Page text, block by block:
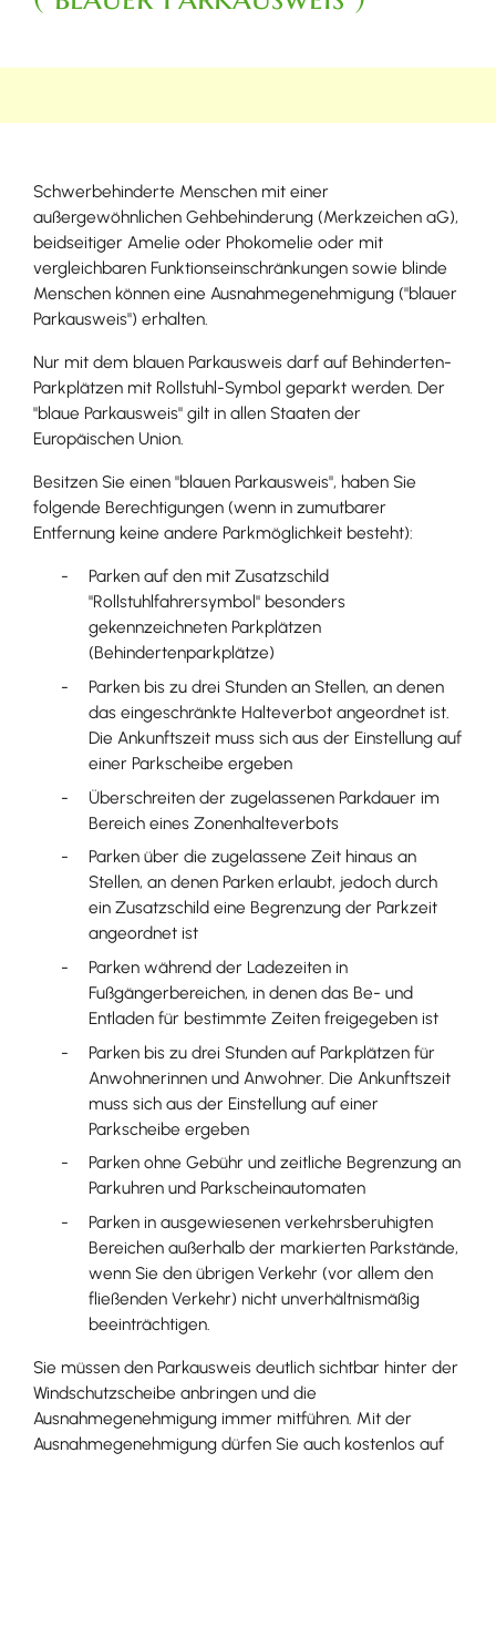
Schwerbehinderte Menschen mit einer
außergewöhnlichen Gehbehinderung (Merkzeichen aG),
beidseitiger Amelie oder Phokomelie oder mit
vergleichbaren Funktionseinschränkungen sowie blinde
Menschen können eine Ausnahmegenehmigung ("blauer
Parkausweis") erhalten.
Nur mit dem blauen Parkausweis darf auf Behinderten-
Parkplätzen mit Rollstuhl-Symbol geparkt werden. Der
"blaue Parkausweis" gilt in allen Staaten der
Europäischen Union.
Besitzen Sie einen "blauen Parkausweis", haben Sie
folgende Berechtigungen (wenn in zumutbarer
Entfernung keine andere Parkmöglichkeit besteht):
Parken auf den mit Zusatzschild
"Rollstuhlfahrersymbol" besonders
gekennzeichneten Parkplätzen
(Behindertenparkplätze)
Parken bis zu drei Stunden an Stellen, an denen
das eingeschränkte Halteverbot angeordnet ist.
Die Ankunftszeit muss sich aus der Einstellung auf
einer Parkscheibe ergeben
Überschreiten der zugelassenen Parkdauer im
Bereich eines Zonenhalteverbots
Parken über die zugelassene Zeit hinaus an
Stellen, an denen Parken erlaubt, jedoch durch
ein Zusatzschild eine Begrenzung der Parkzeit
angeordnet ist
Parken während der Ladezeiten in
Fußgängerbereichen, in denen das Be- und
Entladen für bestimmte Zeiten freigegeben ist
Parken bis zu drei Stunden auf Parkplätzen für
Anwohnerinnen und Anwohner. Die Ankunftszeit
muss sich aus der Einstellung auf einer
Parkscheibe ergeben
Parken ohne Gebühr und zeitliche Begrenzung an
Parkuhren und Parkscheinautomaten
Parken in ausgewiesenen verkehrsberuhigten
Bereichen außerhalb der markierten Parkstände,
wenn Sie den übrigen Verkehr (vor allem den
fließenden Verkehr) nicht unverhältnismäßig
beeinträchtigen.
Sie müssen den Parkausweis deutlich sichtbar hinter der
Windschutzscheibe anbringen und die
Ausnahmegenehmigung immer mitführen. Mit der
Ausnahmegenehmigung dürfen Sie auch kostenlos auf